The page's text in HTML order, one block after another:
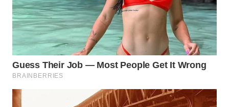
WAHANA
TANI
WAHANA
ADVOKAT
WAHANA
INFRASTRUKTUR